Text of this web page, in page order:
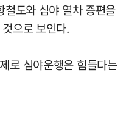
철도와 심야 열차 증편을
으로 보인다.
로 심야운행은 힘들다는